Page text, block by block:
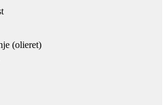
(olieret)